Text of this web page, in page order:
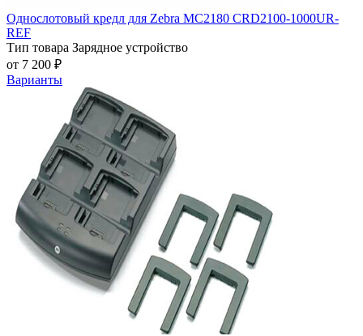
Однослотовый кредл для Zebra MC2180 CRD2100-1000UR-
REF
Тип товара Зарядное устройство
от 7 200 ₽
Варианты